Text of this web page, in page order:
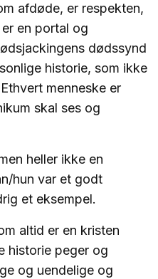
afdøde, er respekten,
en portal og
dødssynd
historie, som ikke
menneske er
skal ses og
heller ikke en
hun var et godt
et eksempel.
altid er en kristen
historie peger og
og uendelige og